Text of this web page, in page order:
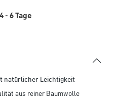
- 6 Tage
natürlicher Leichtigkeit
aus reiner Baumwolle